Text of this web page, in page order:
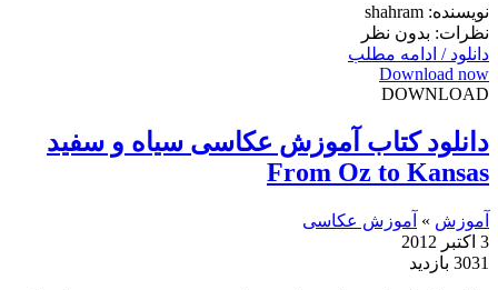
نویسنده: shahram
نظرات: بدون نظر
دانلود / ادامه مطلب
Download now
DOWNLOAD
دانلود کتاب آموزش عکاسی سیاه و سفید
From Oz to Kansas
آموزش » آموزش عکاسی
3 اکتبر 2012
3031 بازدید